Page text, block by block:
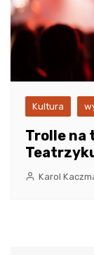
Kultura
Trolle na
Karol